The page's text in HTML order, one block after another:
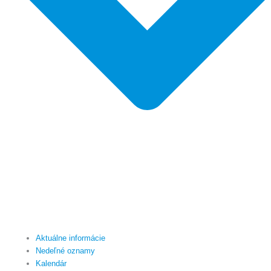
Aktuálne informácie
Nedeľné oznamy
Kalendár